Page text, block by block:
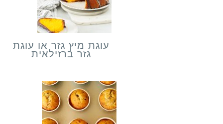
עוגת מיץ גזר או עוגת
גזר ברזילאית